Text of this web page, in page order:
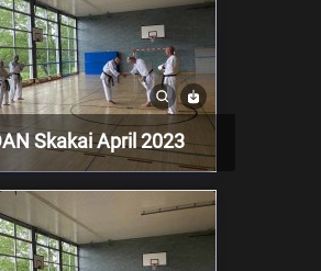
DAN Skakai April 2023